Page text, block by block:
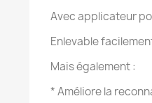
Avec applicateur
Enlevable
Mais également :
* Améliore la